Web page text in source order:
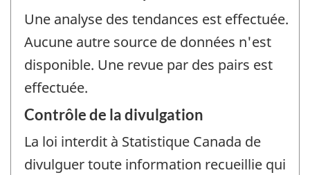
Une analyse des tendances est effectuée.
Aucune autre source de données n'est
disponible. Une revue par des pairs est
effectuée.
Contrôle de la divulgation
La loi interdit à Statistique Canada de
divulguer toute information recueillie qui